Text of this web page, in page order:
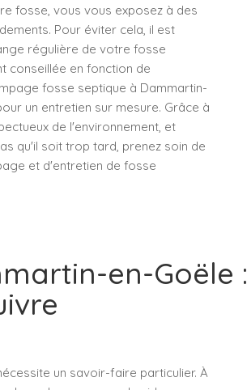
fosse, vous vous exposez à des
Pour éviter cela, il est
régulière de votre fosse
conseillée en fonction de
fosse septique à Dammartin-
un entretien sur mesure. Grâce à
de l'environnement, et
qu'il soit trop tard, prenez soin de
et d'entretien de fosse
en-Goële :
un savoir-faire particulier. À